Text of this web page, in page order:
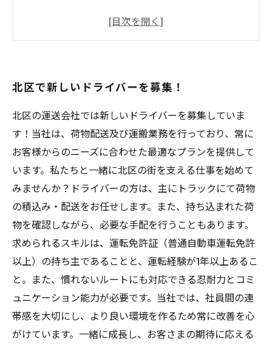
未経験者も歓迎！北区でトラックドライバーと
北区のトラック運転求人情報：福利厚生が整っ
た安定企業
北区で新しいドライバーを募集！
北区の運送会社では新しいドライバーを募集していま
す！当社は、荷物配送及び運搬業務を行っており、常に
お客様からのニーズに合わせた最適なプランを提供して
います。私たちと一緒に北区の街を支える仕事を始めて
みませんか？ドライバーの方は、主にトラックにて荷物
の積込み・配送をお任せします。また、持ち込まれた荷
物を確認しながら、必要な手配を行うこともあります。
求められるスキルは、運転免許証（普通自動車運転免許
以上）の持ち主であることと、運転経験が1年以上あるこ
と。また、慣れないルートにも対応できる忍耐力とコミ
ュニケーション能力が必要です。当社では、社員間の連
帯感を大切にし、より良い環境を作るため常に改善を心
がけています。一緒に成長し、お客さまの期待に応える